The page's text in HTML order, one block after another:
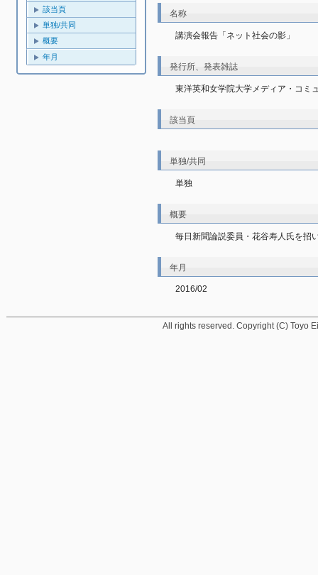
該当頁
単独/共同
概要
年月
名称
講演会報告「ネット社会の影」
発行所、発表雑誌
東洋英和女学院大学メディア・コミ
該当頁
単独/共同
単独
概要
毎日新聞論説委員・花谷寿人氏を招
年月
2016/02